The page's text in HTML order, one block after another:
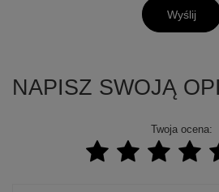
+ 2
Zobacz więcej
Wyślij
NAPISZ SWOJĄ
Twoja ocena: